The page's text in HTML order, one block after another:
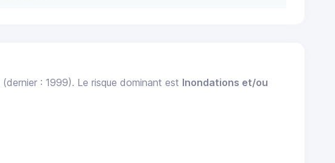
(dernier : 1999). Le risque dominant est Inondations et/ou